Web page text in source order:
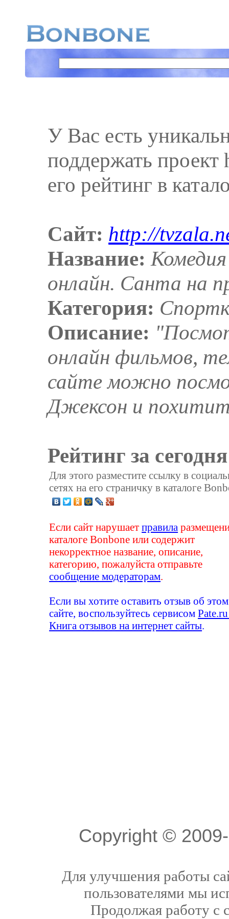
У Вас есть
поддержать проект
его рейтинг в
Сайт: http://
Название:
онлайн. Санта на
Категория:
Описание:
онлайн фильмов,
сайте можно
Джексон и
Рейтинг за
Для этого разместите ссылку в
сетях на его страничку в каталоге
Если сайт нарушаетправила
каталоге Bonbone или содержит
некорректное название, описание,
категорию, пожалуйста отправьте
сообщение модераторам
Если вы хотите оставить отзыв об этом
сайте, воспользуйтесь сервисом
Книга отзывов на интернет сайты
Copyright ©
Для улучшения работы
пользователями мы
Продолжая работу с